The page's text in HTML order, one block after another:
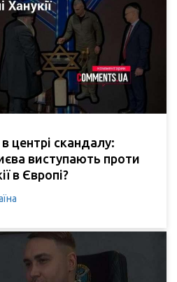
центрі скандалу:
виступають проти
в Європі?